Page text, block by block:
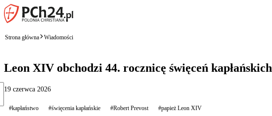
Strona główna Wiadomości
Leon XIV obchodzi 44. rocznicę święceń kapłańskich
19 czerwca 2026
#kapłaństwo #święcenia kapłańskie #Robert Prevost #papież Leon XIV